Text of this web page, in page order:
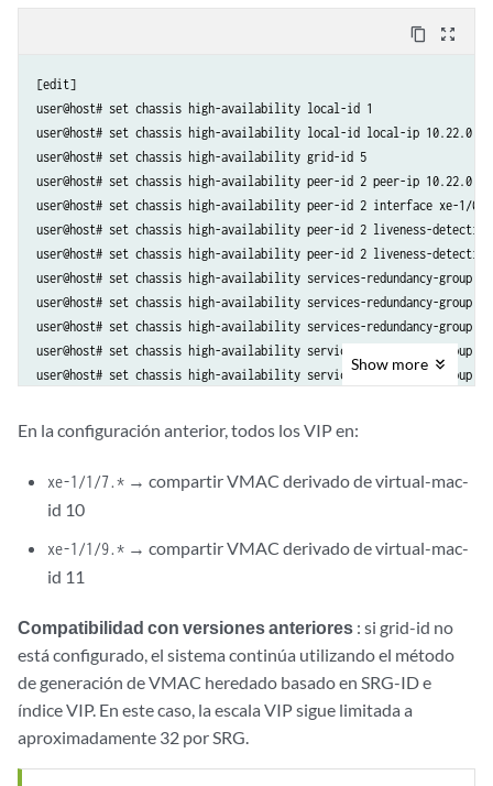
content_copy zoom_out_map
[edit]
user@host# set chassis high-availability local-id 1
user@host# set chassis high-availability local-id local-ip 10.22.0.1
user@host# set chassis high-availability grid-id 5
user@host# set chassis high-availability peer-id 2 peer-ip 10.22.0.2
user@host# set chassis high-availability peer-id 2 interface xe-1/0/
user@host# set chassis high-availability peer-id 2 liveness-detection
user@host# set chassis high-availability peer-id 2 liveness-
user@host# set chassis high-availability services-redundancy-group 1
user@host# set chassis high-availability services-redundancy-group
user@host# set chassis high-availability services-redundancy-group
user@host# set chassis high-availability services-redundancy-group
user@host# set chassis high-availability services-redundancy-
user@host# set chassis high-availability services-redundancy-
user@host# set chassis high-availability services-redundancy-
user@host# set chassis high-availability services-redundancy-
user@host# set chassis high-availability services-redundancy-
user@host# set chassis high-availability services-redundancy-
user@host# set chassis high-availability services-redundancy-
user@host# set chassis high-availability services-redundancy-
user@host# set chassis high-availability services-redundancy-
user@host# set chassis high-availability services-redundancy-group
user@host# set chassis high-availability services-redundancy-
Show more
En la configuración anterior, todos los VIP en:
xe-1/1/7.* → compartir VMAC derivado de virtual-mac-
id 10
xe-1/1/9.* → compartir VMAC derivado de virtual-mac-
id 11
Compatibilidad con versiones anteriores : si grid-id no
está configurado, el sistema continúa utilizando el método
de generación de VMAC heredado basado en SRG-ID e
índice VIP. En este caso, la escala VIP sigue limitada a
aproximadamente 32 por SRG.